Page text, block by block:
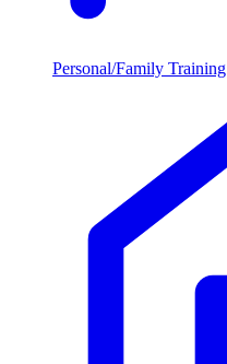
Personal/Family Training